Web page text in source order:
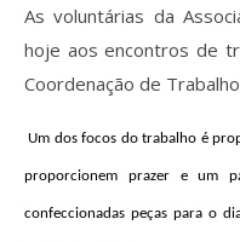
As voluntárias da
hoje aos encontros de
Coordenação de
Um dos focos do trabalho é
proporcionem prazer e um
confeccionadas peças para o